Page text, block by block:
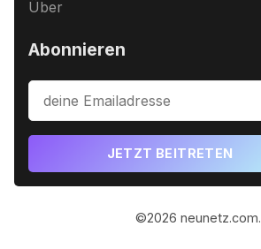
Über
Abonnieren
JETZT BEITRETEN
©2026 neunetz.com.